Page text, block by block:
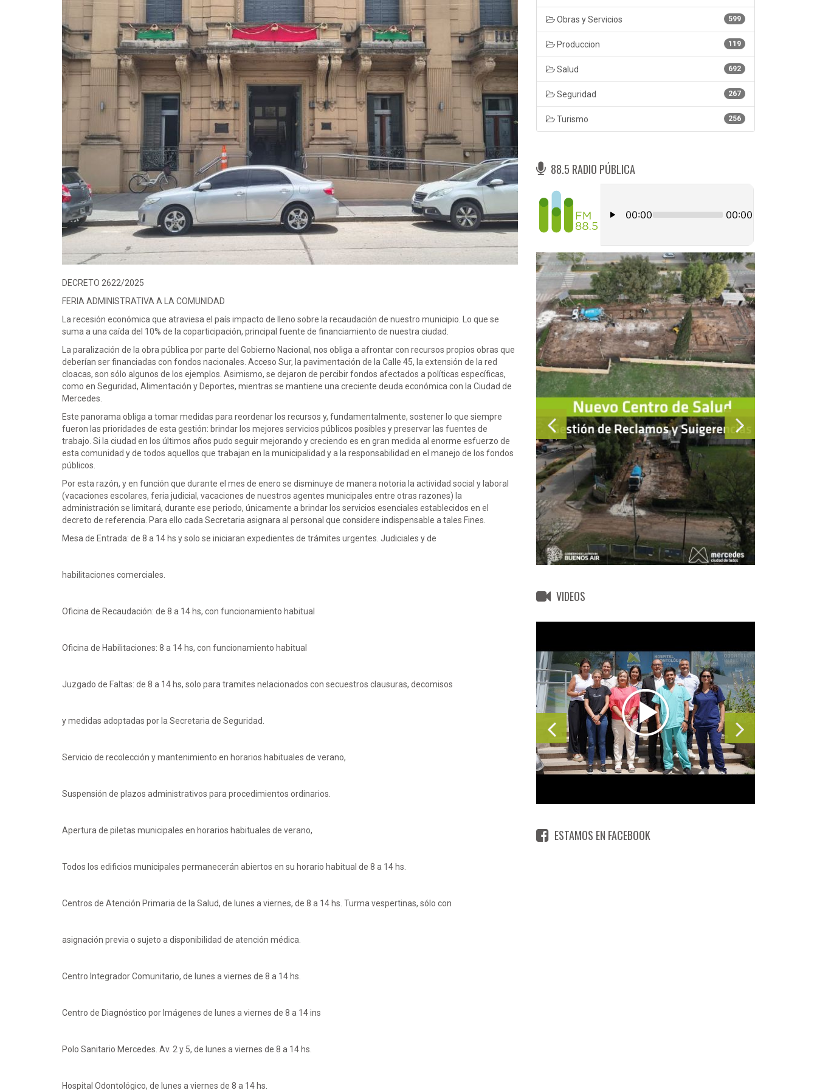
DECRETO 2622/2025
FERIA ADMINISTRATIVA A LA COMUNIDAD
La recesión económica que atraviesa el país impacto de lleno sobre la recaudación de nuestro municipio. Lo que se
suma a una caída del 10% de la coparticipación, principal fuente de financiamiento de nuestra ciudad.
La paralización de la obra pública por parte del Gobierno Nacional, nos obliga a afrontar con recursos propios obras que
deberían ser financiadas con fondos nacionales. Acceso Sur, la pavimentación de la Calle 45, la extensión de la red
cloacas, son sólo algunos de los ejemplos. Asimismo, se dejaron de percibir fondos afectados a políticas específicas,
como en Seguridad, Alimentación y Deportes, mientras se mantiene una creciente deuda económica con la Ciudad de
Mercedes.
Este panorama obliga a tomar medidas para reordenar los recursos y, fundamentalmente, sostener lo que siempre
fueron las prioridades de esta gestión: brindar los mejores servicios públicos posibles y preservar las fuentes de
trabajo. Si la ciudad en los últimos años pudo seguir mejorando y creciendo es en gran medida al enorme esfuerzo de
esta comunidad y de todos aquellos que trabajan en la municipalidad y a la responsabilidad en el manejo de los fondos
públicos.
Por esta razón, y en función que durante el mes de enero se disminuye de manera notoria la actividad social y laboral
(vacaciones escolares, feria judicial, vacaciones de nuestros agentes municipales entre otras razones) la
administración se limitará, durante ese periodo, únicamente a brindar los servicios esenciales establecidos en el
decreto de referencia. Para ello cada Secretaria asignara al personal que considere indispensable a tales Fines.
Mesa de Entrada: de 8 a 14 hs y solo se iniciaran expedientes de trámites urgentes. Judiciales y de
habilitaciones comerciales.
Oficina de Recaudación: de 8 a 14 hs, con funcionamiento habitual
Oficina de Habilitaciones: 8 a 14 hs, con funcionamiento habitual
Juzgado de Faltas: de 8 a 14 hs, solo para tramites nelacionados con secuestros clausuras, decomisos
y medidas adoptadas por la Secretaria de Seguridad.
Servicio de recolección y mantenimiento en horarios habituales de verano,
Suspensión de plazos administrativos para procedimientos ordinarios.
Apertura de piletas municipales en horarios habituales de verano,
Todos los edificios municipales permanecerán abiertos en su horario habitual de 8 a 14 hs.
Centros de Atención Primaria de la Salud, de lunes a viernes, de 8 a 14 hs. Turma vespertinas, sólo con
asignación previa o sujeto a disponibilidad de atención médica.
Centro Integrador Comunitario, de lunes a viernes de 8 a 14 hs.
Centro de Diagnóstico por Imágenes de lunes a viernes de 8 a 14 ins
Polo Sanitario Mercedes. Av. 2 y 5, de lunes a viernes de 8 a 14 hs.
Hospital Odontológico, de lunes a viernes de 8 a 14 hs.
599
Obras y Servicios
119
Produccion
692
Salud
267
Seguridad
256
Turismo
88.5 RADIO PÚBLICA
VIDEOS
ESTAMOS EN FACEBOOK